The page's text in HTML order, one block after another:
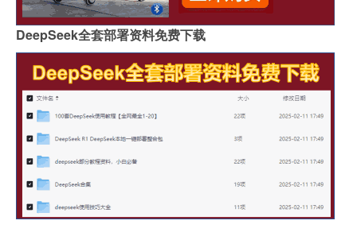
DeepSeek全套部署资料免费下载